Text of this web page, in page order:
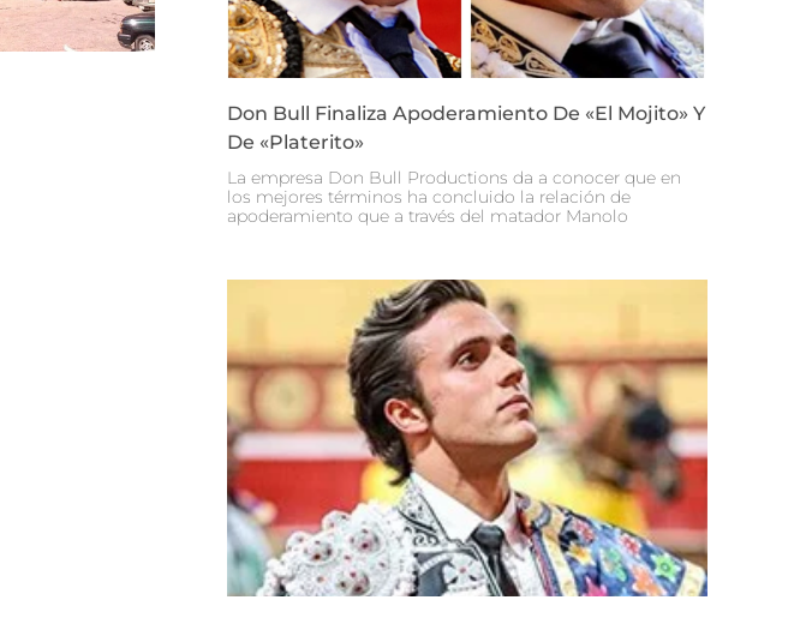
Don Bull Finaliza Apoderamiento De «El Mojito» Y
De «Platerito»
La empresa Don Bull Productions da a conocer que en
los mejores términos ha concluido la relación de
apoderamiento que a través del matador Manolo